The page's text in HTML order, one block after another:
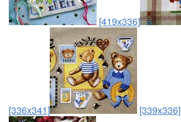
[419x336]
[336x341] [339x336]